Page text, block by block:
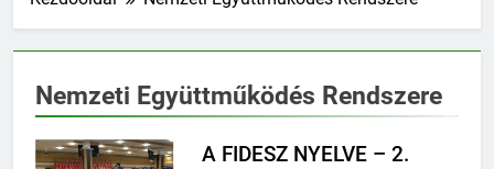
Nemzeti Együttműködés Rendszere
A FIDESZ NYELVE – 2.